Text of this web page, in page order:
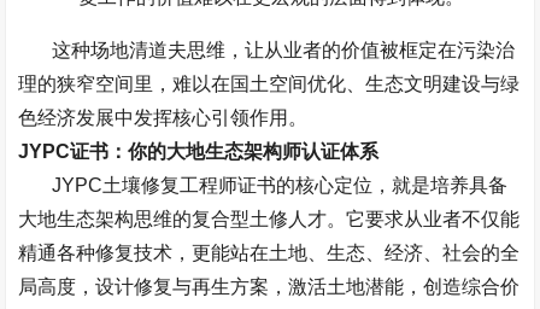
这种场地清道夫思维，让从业者的价值被框定在污染治
理的狭窄空间里，难以在国土空间优化、生态文明建设与绿
色经济发展中发挥核心引领作用。
JYPC证书：你的大地生态架构师认证体系
JYPC土壤修复工程师证书的核心定位，就是培养具备
大地生态架构思维的复合型土修人才。它要求从业者不仅能
精通各种修复技术，更能站在土地、生态、经济、社会的全
局高度，设计修复与再生方案，激活土地潜能，创造综合价